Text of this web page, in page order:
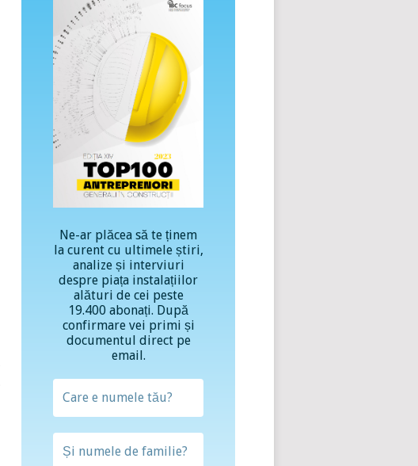
Ne-ar plăcea să te ținem
la curent cu ultimele știri,
analize și interviuri
despre piața instalațiilor
alături de cei peste
19.400 abonați. După
confirmare vei primi și
documentul direct pe
email.